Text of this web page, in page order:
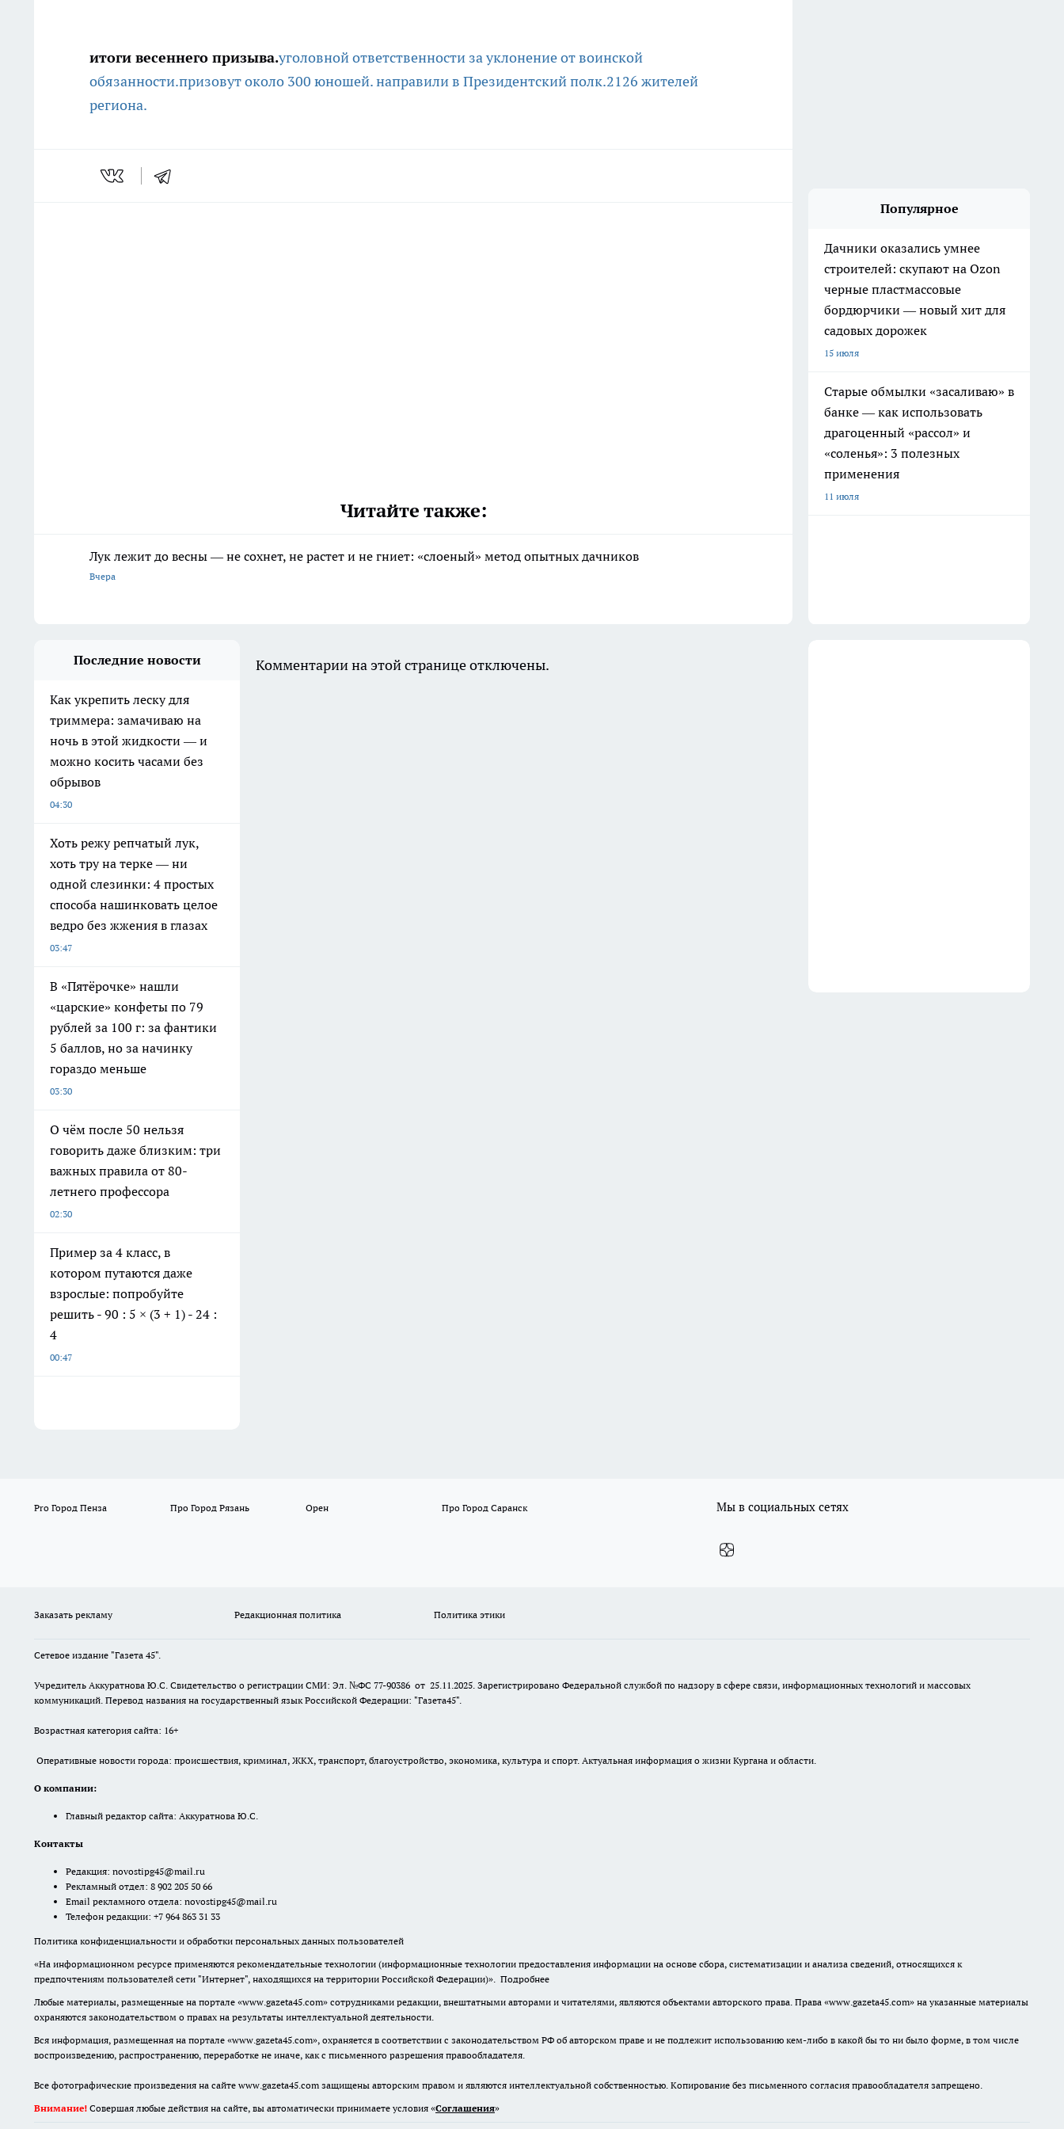
итоги весеннего призыва.уголовной ответственности за уклонение от воинской
обязанности.призовут около 300 юношей.направили в Президентский полк.2126 жителей
региона.
Читайте также:
Лук лежит до весны — не сохнет, не растет и не гниет: «слоеный» метод опытных дачников
Вчера
Популярное
Дачники оказались умнее
строителей: скупают на Ozon
черные пластмассовые
бордюрчики — новый хит для
садовых дорожек
15 июля
Старые обмылки «засаливаю» в
банке — как использовать
драгоценный «рассол» и
«соленья»: 3 полезных
применения
11 июля
Последние новости
Как укрепить леску для
триммера: замачиваю на
ночь в этой жидкости — и
можно косить часами без
обрывов
04:30
Хоть режу репчатый лук,
хоть тру на терке — ни
одной слезинки: 4 простых
способа нашинковать целое
ведро без жжения в глазах
03:47
В «Пятёрочке» нашли
«царские» конфеты по 79
рублей за 100 г: за фантики
5 баллов, но за начинку
гораздо меньше
03:30
О чём после 50 нельзя
говорить даже близким: три
важных правила от 80-
летнего профессора
02:30
Пример за 4 класс, в
котором путаются даже
взрослые: попробуйте
решить - 90 : 5 × (3 + 1) - 24 :
4
00:47
Комментарии на этой странице отключены.
Pro Город Пенза Про Город Рязань Орен Про Город Саранск Мы в социальных сетях
Заказать рекламу Редакционная политика Политика этики
Сетевое издание "Газета 45".
Учредитель Аккуратнова Ю.С. Свидетельство о регистрации СМИ: Эл. №ФС 77-90386 от 25.11.2025. Зарегистрировано Федеральной службой по надзору в сфере связи, информационных технологий и массовых
коммуникаций. Перевод названия на государственный язык Российской Федерации: "Газета45".
Возрастная категория сайта: 16+
Оперативные новости города: происшествия, криминал, ЖКХ, транспорт, благоустройство, экономика, культура и спорт. Актуальная информация о жизни Кургана и области.
О компании:
Главный редактор сайта: Аккуратнова Ю.С.
Контакты
Редакция: novostipg45@mail.ru
Рекламный отдел: 8 902 205 50 66
Email рекламного отдела: novostipg45@mail.ru
Телефон редакции: +7 964 863 31 33
Политика конфиденциальности и обработки персональных данных пользователей
«На информационном ресурсе применяются рекомендательные технологии (информационные технологии предоставления информации на основе сбора, систематизации и анализа сведений, относящихся к
предпочтениям пользователей сети "Интернет", находящихся на территории Российской Федерации)». Подробнее
Любые материалы, размещенные на портале «www.gazeta45.com» сотрудниками редакции, внештатными авторами и читателями, являются объектами авторского права. Права «www.gazeta45.com» на указанные материалы
охраняются законодательством о правах на результаты интеллектуальной деятельности.
Вся информация, размещенная на портале «www.gazeta45.com», охраняется в соответствии с законодательством РФ об авторском праве и не подлежит использованию кем-либо в какой бы то ни было форме, в том числе
воспроизведению, распространению, переработке не иначе, как с письменного разрешения правообладателя.
Все фотографические произведения на сайте www.gazeta45.com защищены авторским правом и являются интеллектуальной собственностью. Копирование без письменного согласия правообладателя запрещено.
Внимание! Совершая любые действия на сайте, вы автоматически принимаете условия «Cоглашения»